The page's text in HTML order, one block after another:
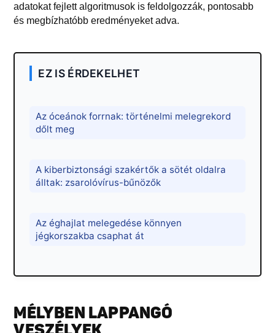
adatokat fejlett algoritmusok is feldolgozzák, pontosabb
és megbízhatóbb eredményeket adva.
EZ IS ÉRDEKELHET
Az óceánok forrnak: történelmi melegrekord
dőlt meg
A kiberbiztonsági szakértők a sötét oldalra
álltak: zsarolóvírus-bűnözők
Az éghajlat melegedése könnyen
jégkorszakba csaphat át
MÉLYBEN LAPPANGÓ